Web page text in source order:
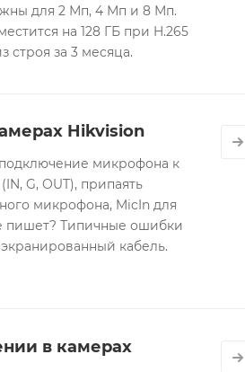
для 2 Мп, 4 Мп и 8 Мп.
на 128 ГБ при H.265
строя за 3 месяца.
Hikvision
микрофона к
G, OUT), припаять
микрофона, MicIn для
пишет? Типичные ошибки
кабель.
в камерах